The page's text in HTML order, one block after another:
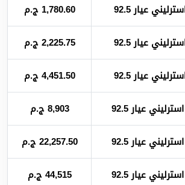
1,780.60 ج.م
2,225.75 ج.م
4,451.50 ج.م
8,903 ج.م
22,257.50 ج.م
44,515 ج.م